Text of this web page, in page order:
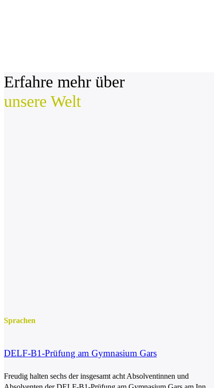
Erfahre mehr über
unsere Welt
Sprachen
DELF-B1-Prüfung am Gymnasium Gars
Freudig halten sechs der insgesamt acht Absolventinnen und